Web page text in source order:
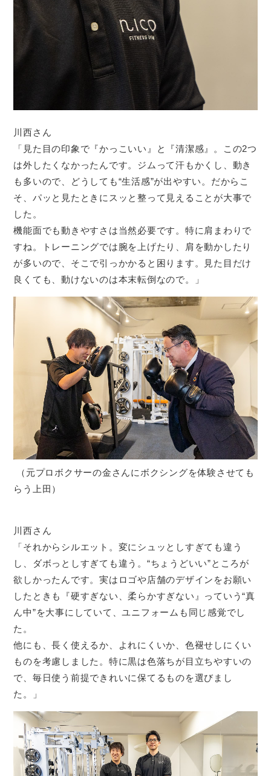
川西さん
「見た目の印象で『かっこいい』と『清潔感』。この2つ
は外したくなかったんです。ジムって汗もかくし、動き
も多いので、どうしても“生活感”が出やすい。だからこ
そ、パッと見たときにスッと整って見えることが大事で
した。
機能面でも動きやすさは当然必要です。特に肩まわりで
すね。トレーニングでは腕を上げたり、肩を動かしたり
が多いので、そこで引っかかると困ります。見た目だけ
良くても、動けないのは本末転倒なので。」
（元プロボクサーの金さんにボクシングを体験させても
らう上田）
川西さん
「それからシルエット。変にシュッとしすぎても違う
し、ダボっとしすぎても違う。“ちょうどいい”ところが
欲しかったんです。実はロゴや店舗のデザインをお願い
したときも『硬すぎない、柔らかすぎない』っていう“真
ん中”を大事にしていて、ユニフォームも同じ感覚でし
た。
他にも、長く使えるか、よれにくいか、色褪せしにくい
ものを考慮しました。特に黒は色落ちが目立ちやすいの
で、毎日使う前提できれいに保てるものを選びまし
た。」